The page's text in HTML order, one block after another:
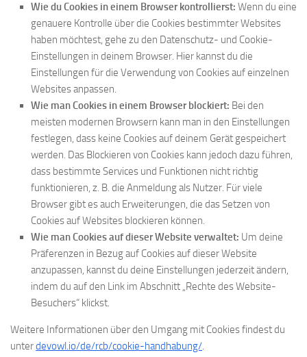
Wie du Cookies in einem Browser kontrollierst: Wenn du eine
genauere Kontrolle über die Cookies bestimmter Websites
haben möchtest, gehe zu den Datenschutz- und Cookie-
Einstellungen in deinem Browser. Hier kannst du die
Einstellungen für die Verwendung von Cookies auf einzelnen
Websites anpassen.
Wie man Cookies in einem Browser blockiert: Bei den
meisten modernen Browsern kann man in den Einstellungen
festlegen, dass keine Cookies auf deinem Gerät gespeichert
werden. Das Blockieren von Cookies kann jedoch dazu führen,
dass bestimmte Services und Funktionen nicht richtig
funktionieren, z. B. die Anmeldung als Nutzer. Für viele
Browser gibt es auch Erweiterungen, die das Setzen von
Cookies auf Websites blockieren können.
Wie man Cookies auf dieser Website verwaltet: Um deine
Präferenzen in Bezug auf Cookies auf dieser Website
anzupassen, kannst du deine Einstellungen jederzeit ändern,
indem du auf den Link im Abschnitt „Rechte des Website-
Besuchers“ klickst.
Weitere Informationen über den Umgang mit Cookies findest du
unterdevowl.io/de/rcb/cookie-handhabung/.